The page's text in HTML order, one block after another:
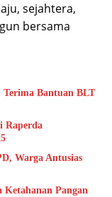
sejahtera,
bersama
Terima Bantuan BLT
Raperda
Warga Antusias
Ketahanan Pangan